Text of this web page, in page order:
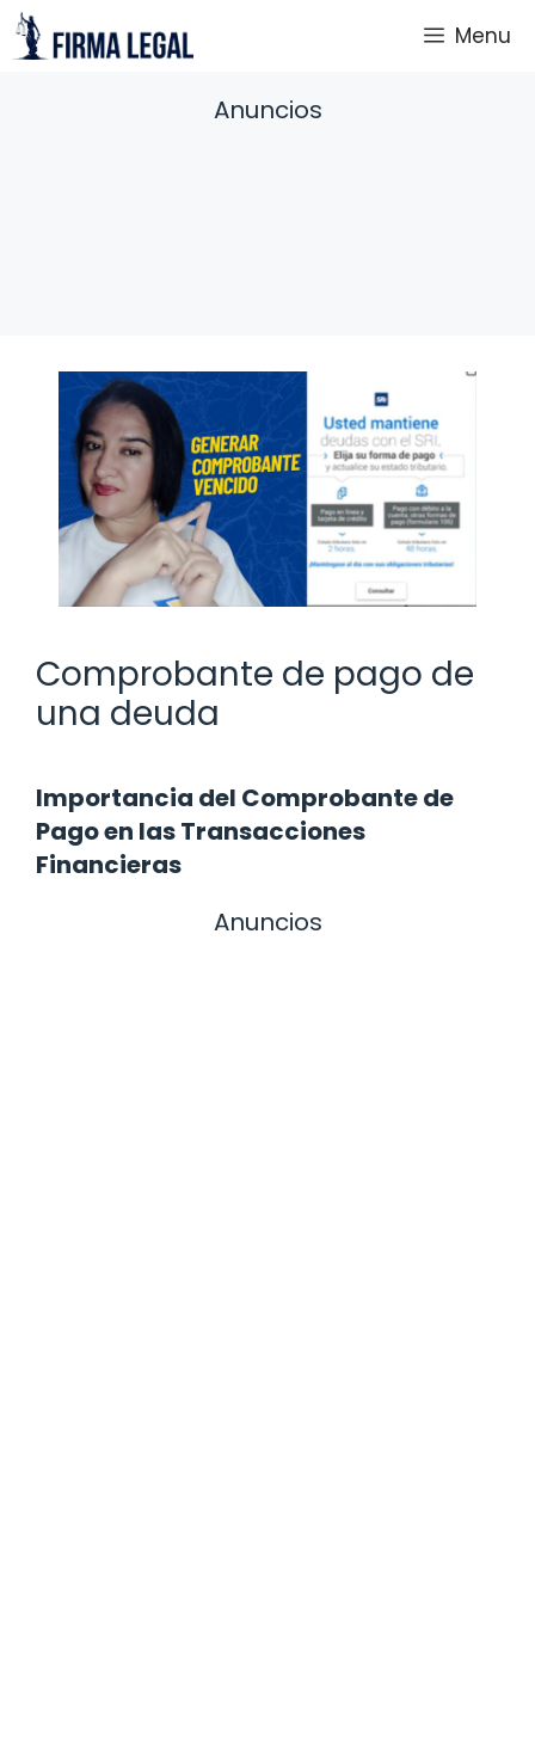
Saltar
al
Menu
Anuncios
Comprobante de pago de
una deuda
Importancia del Comprobante de
Pago en las Transacciones
Financieras
Anuncios